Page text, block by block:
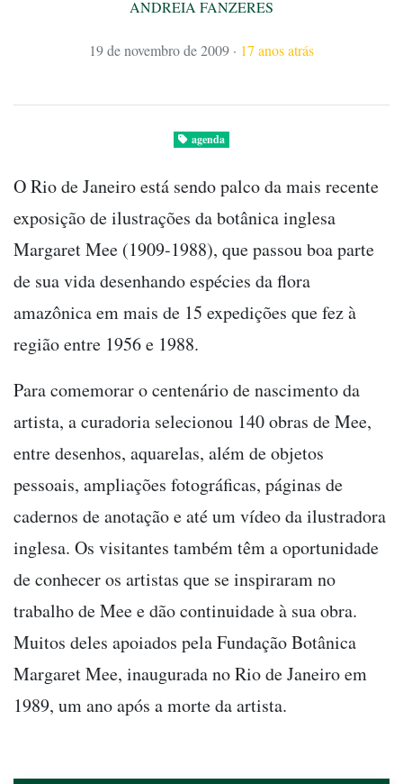
ANDREIA FANZERES
19 de novembro de 2009 · 17 anos atrás
agenda
O Rio de Janeiro está sendo palco da mais recente
exposição de ilustrações da botânica inglesa
Margaret Mee (1909-1988), que passou boa parte
de sua vida desenhando espécies da flora
amazônica em mais de 15 expedições que fez à
região entre 1956 e 1988.
Para comemorar o centenário de nascimento da
artista, a curadoria selecionou 140 obras de Mee,
entre desenhos, aquarelas, além de objetos
pessoais, ampliações fotográficas, páginas de
cadernos de anotação e até um vídeo da ilustradora
inglesa. Os visitantes também têm a oportunidade
de conhecer os artistas que se inspiraram no
trabalho de Mee e dão continuidade à sua obra.
Muitos deles apoiados pela Fundação Botânica
Margaret Mee, inaugurada no Rio de Janeiro em
1989, um ano após a morte da artista.